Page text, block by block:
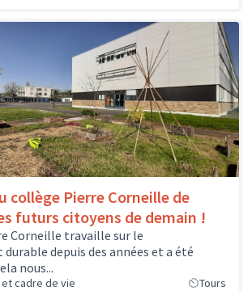
collège Pierre Corneille de
futurs citoyens de demain !
Corneille travaille sur le
depuis des années et a été
nous...
cadre de vie Tours